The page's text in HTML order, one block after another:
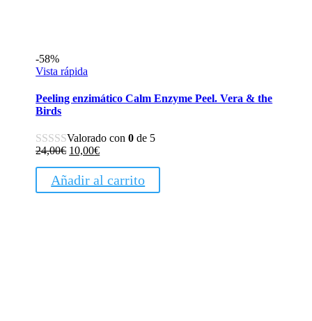
-58%
Vista rápida
Peeling enzimático Calm Enzyme Peel. Vera & the
Birds
Valorado con0 de 5
24,00€ El
original
era:
10,00€El
actual
es:
Añadir al carrito